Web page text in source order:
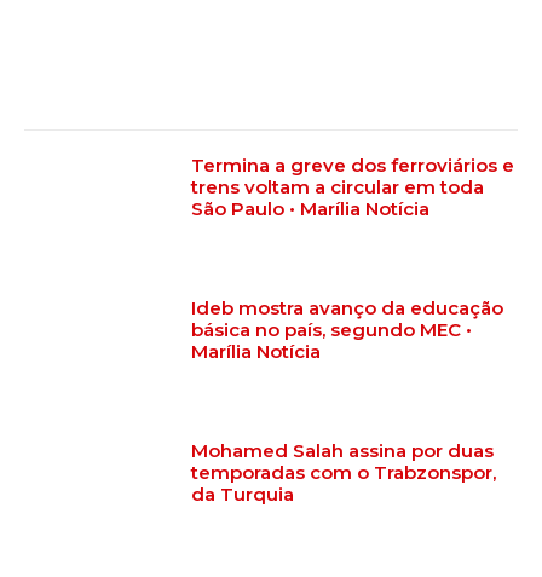
Termina a greve dos ferroviários e
trens voltam a circular em toda
São Paulo • Marília Notícia
Ideb mostra avanço da educação
básica no país, segundo MEC •
Marília Notícia
Mohamed Salah assina por duas
temporadas com o Trabzonspor,
da Turquia